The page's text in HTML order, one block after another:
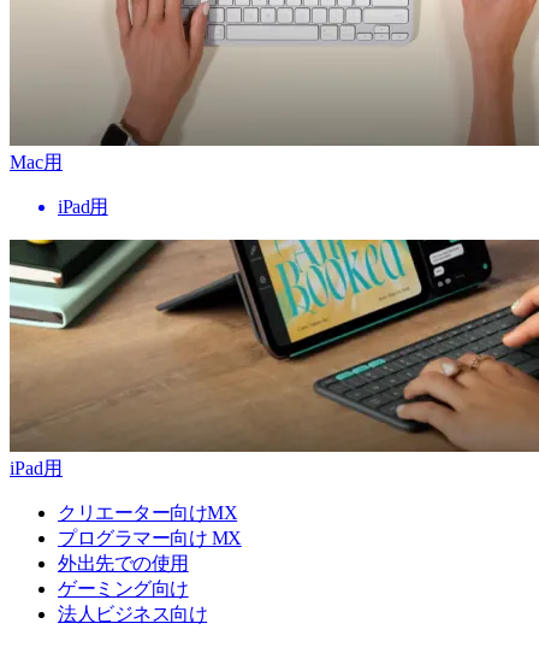
Mac用
iPad用
iPad用
クリエーター向けMX
プログラマー向け MX
外出先での使用
ゲーミング向け
法人ビジネス向け